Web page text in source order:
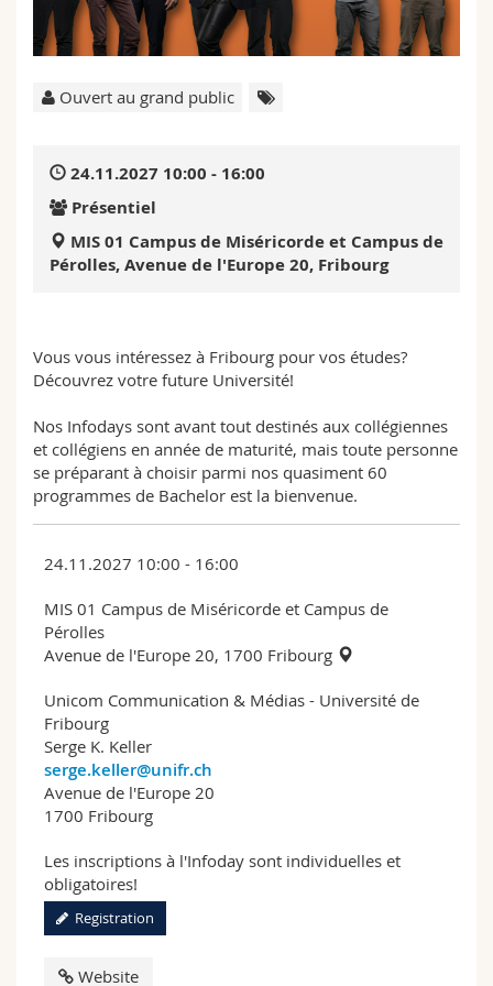
Sciences et médecine
Collaborateurs
Webmail
Ouvert au grand public
24.11.2027 10:00 - 16:00
Présentiel
MIS 01 Campus de Miséricorde et Campus de
Pérolles, Avenue de l'Europe 20, Fribourg
Vous vous intéressez à Fribourg pour vos études?
Découvrez votre future Université!
Nos Infodays sont avant tout destinés aux collégiennes
et collégiens en année de maturité, mais toute personne
se préparant à choisir parmi nos quasiment 60
programmes de Bachelor est la bienvenue.
24.11.2027 10:00 - 16:00
MIS 01 Campus de Miséricorde et Campus de
Pérolles
Avenue de l'Europe 20, 1700 Fribourg
Unicom Communication & Médias - Université de
Fribourg
Serge K. Keller
serge.keller@unifr.ch
Avenue de l'Europe 20
1700 Fribourg
Les inscriptions à l'Infoday sont individuelles et
obligatoires!
Registration
Website